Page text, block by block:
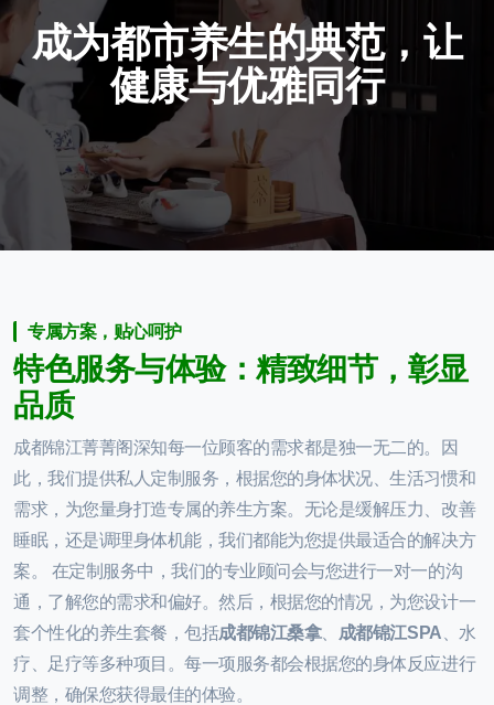
成为都市养生的典范， 让
健康与优雅同行
专属方案，贴心呵护
特色服务与体验：精致细节， 彰显
品质
成都锦江菁菁阁深知每一位顾客的需求都是独一无二的。因
此，我们提供私人定制服务，根据您的身体状况、生活习惯和
需求，为您量身打造专属的养生方案。无论是缓解压力、改善
睡眠，还是调理身体机能，我们都能为您提供最适合的解决方
案。 在定制服务中，我们的专业顾问会与您进行一对一的沟
通，了解您的需求和偏好。然后，根据您的情况，为您设计一
套个性化的养生套餐，包括成都锦江桑拿、 成都锦江SPA 、水
疗、足疗等多种项目。每一项服务都会根据您的身体反应进行
调整，确保您获得最佳的体验。